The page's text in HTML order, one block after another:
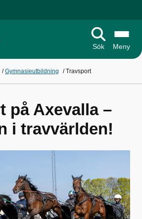
Sök
Meny
/Gymnasieutbildning /Travsport
på Axevalla –
i travvärlden!